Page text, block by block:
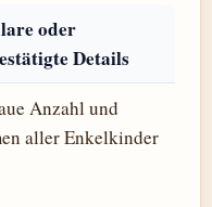
oder
Details
Anzahl und
aller Enkelkinder